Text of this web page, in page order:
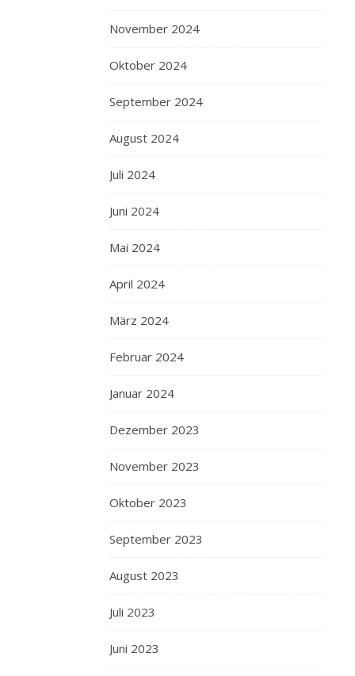
November 2024
Oktober 2024
September 2024
August 2024
Juli 2024
Juni 2024
Mai 2024
April 2024
März 2024
Februar 2024
Januar 2024
Dezember 2023
November 2023
Oktober 2023
September 2023
August 2023
Juli 2023
Juni 2023